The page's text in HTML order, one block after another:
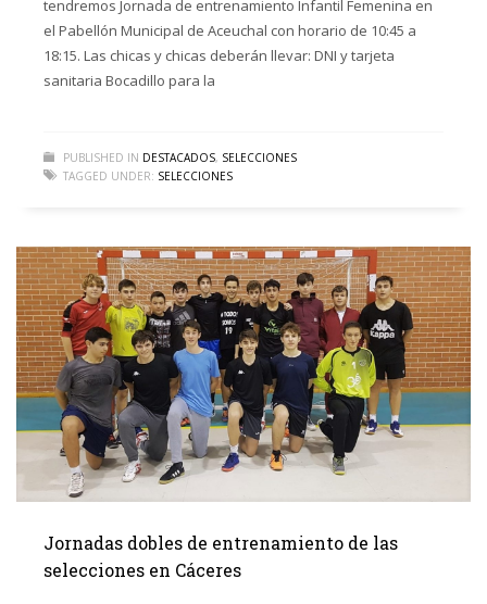
tendremos Jornada de entrenamiento Infantil Femenina en
el Pabellón Municipal de Aceuchal con horario de 10:45 a
18:15. Las chicas y chicas deberán llevar: DNI y tarjeta
sanitaria Bocadillo para la
PUBLISHED IN DESTACADOS, SELECCIONES
TAGGED UNDER: SELECCIONES
Jornadas dobles de entrenamiento de las
selecciones en Cáceres